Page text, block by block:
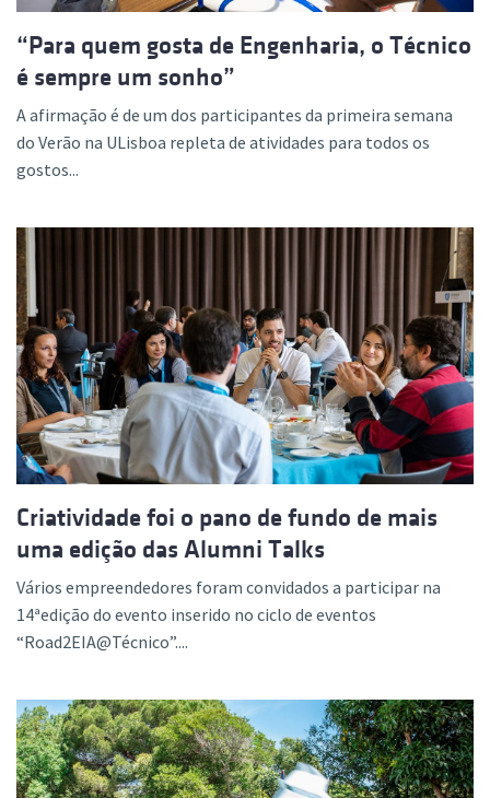
“Para quem gosta de Engenharia, o Técnico
é sempre um sonho”
A afirmação é de um dos participantes da primeira semana
do Verão na ULisboa repleta de atividades para todos os
gostos...
Criatividade foi o pano de fundo de mais
uma edição das Alumni Talks
Vários empreendedores foram convidados a participar na
14ªedição do evento inserido no ciclo de eventos
“Road2EIA@Técnico”....